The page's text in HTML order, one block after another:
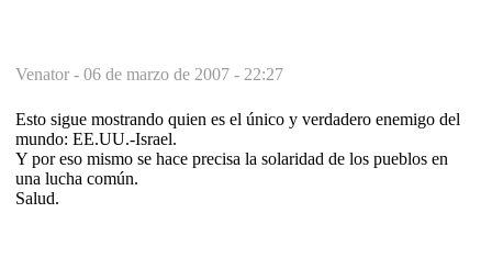
Venator - 06 de marzo de 2007 - 22:27
Esto sigue mostrando quien es el único y verdadero enemigo del
mundo: EE.UU.-Israel.
Y por eso mismo se hace precisa la solaridad de los pueblos en
una lucha común.
Salud.